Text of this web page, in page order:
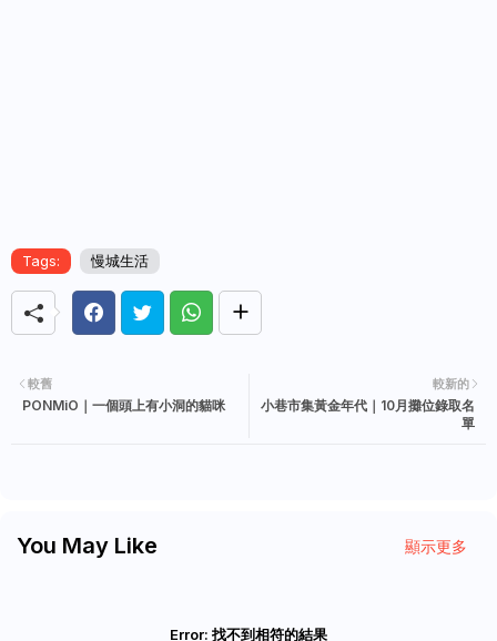
Tags: 慢城生活
較新的
小巷市集黃金年代｜10月攤位錄取名
單
較舊
PONMiO｜一個頭上有小洞的貓咪
You May Like 顯示更多
Error: 找不到相符的結果